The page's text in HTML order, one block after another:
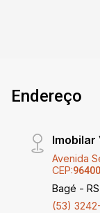
Endereço
Imobilar
Avenida
CEP:
Bagé - RS
(53)